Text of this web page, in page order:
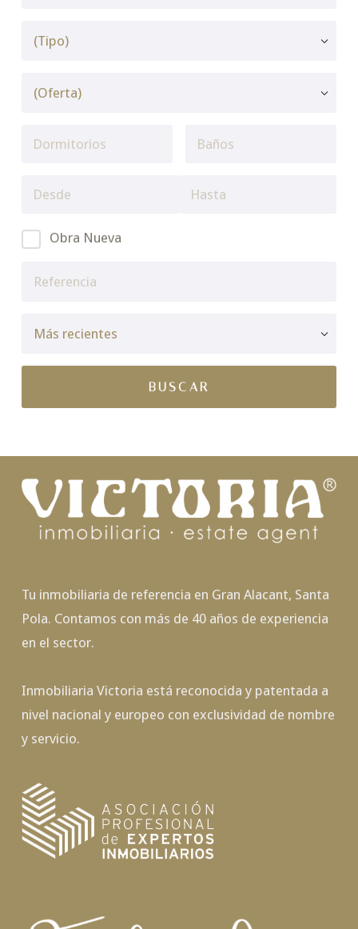
Obra Nueva
Tu inmobiliaria de referencia en Gran Alacant, Santa
Pola. Contamos con más de 40 años de experiencia
en el sector.
Inmobiliaria Victoria está reconocida y patentada a
nivel nacional y europeo con exclusividad de nombre
y servicio.